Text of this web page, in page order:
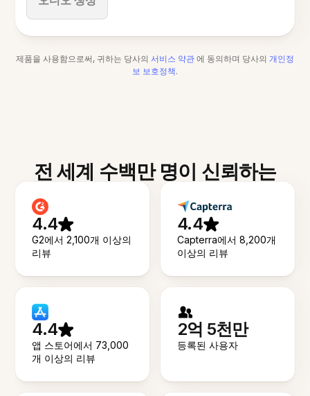
제품을 사용함으로써, 귀하는 당사의 서비스 약관 에 동의하며 당사의 개인정
보 보호정책.
전 세계 수백만 명이 신뢰하는
4.4
G2에서 2,100개 이상의
리뷰
4.4
Capterra에서 8,200개
이상의 리뷰
4.4
앱 스토어에서 73,000
개 이상의 리뷰
2억 5천만
등록된 사용자